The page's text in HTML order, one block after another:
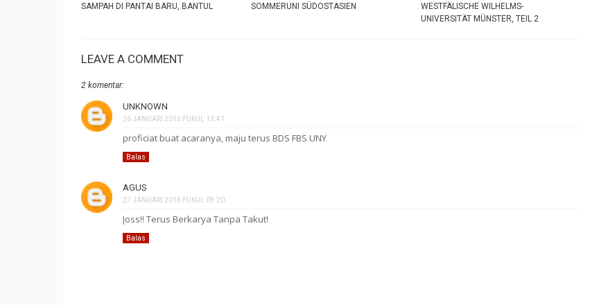
SAMPAH DI PANTAI BARU, BANTUL
SOMMERUNI SÜDOSTASIEN
WESTFÄLISCHE WILHELMS-
UNIVERSITÄT MÜNSTER, TEIL 2
LEAVE A COMMENT
2 komentar:
UNKNOWN
26 JANUARI 2016 PUKUL 13.41
proficiat buat acaranya, maju terus BDS FBS UNY
Balas
AGUS
27 JANUARI 2016 PUKUL 09.20
Joss!! Terus Berkarya Tanpa Takut!
Balas